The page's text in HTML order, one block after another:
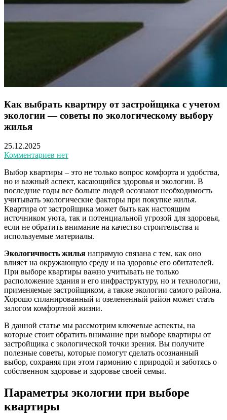
Как выбрать квартиру от застройщика с учетом
экологии — советы по экологическому выбору
жилья
25.12.2025
Комментариев нет
Выбор квартиры – это не только вопрос комфорта и удобства,
но и важный аспект, касающийся здоровья и экологии. В
последние годы все больше людей осознают необходимость
учитывать экологические факторы при покупке жилья.
Квартира от застройщика может быть как настоящим
источником уюта, так и потенциальной угрозой для здоровья,
если не обратить внимание на качество строительства и
используемые материалы.
Экологичность жилья напрямую связана с тем, как оно
влияет на окружающую среду и на здоровье его обитателей.
При выборе квартиры важно учитывать не только
расположение здания и его инфраструктуру, но и технологии,
применяемые застройщиком, а также экологии самого района.
Хорошо спланированный и озелененный район может стать
залогом комфортной жизни.
В данной статье мы рассмотрим ключевые аспекты, на
которые стоит обратить внимание при выборе квартиры от
застройщика с экологической точки зрения. Вы получите
полезные советы, которые помогут сделать осознанный
выбор, сохраняя при этом гармонию с природой и заботясь о
собственном здоровье и здоровье своей семьи.
Параметры экологии при выборе
квартиры